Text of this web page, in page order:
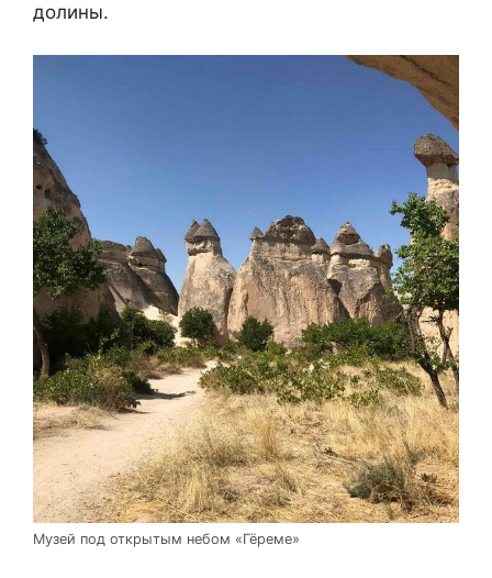
долины.
Музей под открытым небом «Гёреме»